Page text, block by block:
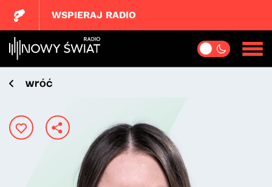
WSPIERAJ RADIO
wróć